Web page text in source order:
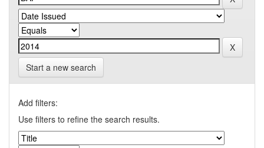
Start a new search
Add filters:
Use filters to refine the search results.